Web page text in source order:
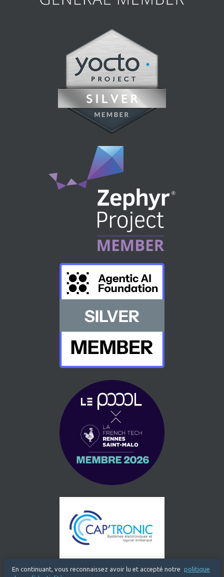
En continuant, vous reconnaissez avoir lu et accepté notre politique